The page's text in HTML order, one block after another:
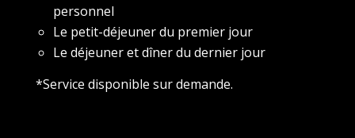
personnel
Le petit-déjeuner du premier jour
Le déjeuner et dîner du dernier jour
*Service disponible sur demande.